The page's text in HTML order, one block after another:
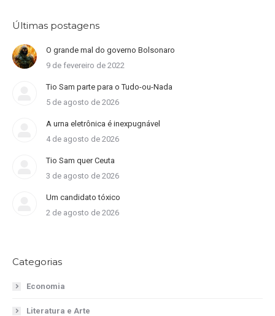
Últimas postagens
O grande mal do governo Bolsonaro
9 de fevereiro de 2022
Tio Sam parte para o Tudo-ou-Nada
5 de agosto de 2026
A urna eletrônica é inexpugnável
4 de agosto de 2026
Tio Sam quer Ceuta
3 de agosto de 2026
Um candidato tóxico
2 de agosto de 2026
Categorias
Economia
Literatura e Arte